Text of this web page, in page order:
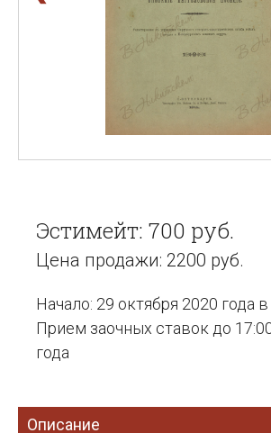
Эстимейт: 700 руб.
Цена продажи: 2200 руб.
Начало: 29 октября 2020 года
Прием заочных ставок до
года
Описание